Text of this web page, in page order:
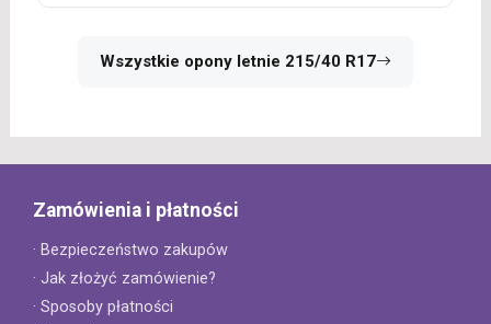
Wszystkie opony letnie 215/40 R17
Zamówienia i płatności
· Bezpieczeństwo zakupów
· Jak złożyć zamówienie?
· Sposoby płatności